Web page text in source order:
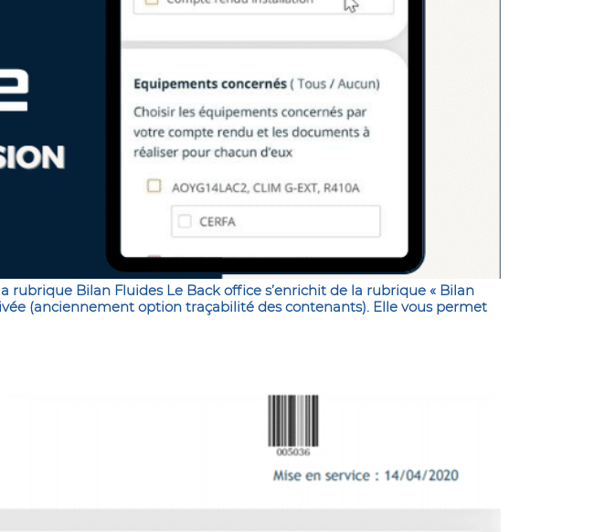
rubrique Bilan Fluides Le Back office s’enrichit de la rubrique « Bilan
(anciennement option traçabilité des contenants). Elle vous permet